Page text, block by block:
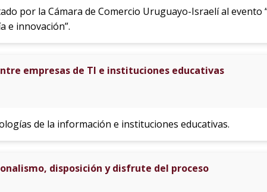
por la Cámara de Comercio Uruguayo-Israelí al evento
e innovación”.
empresas de TI e instituciones educativas
de la información e instituciones educativas.
disposición y disfrute del proceso